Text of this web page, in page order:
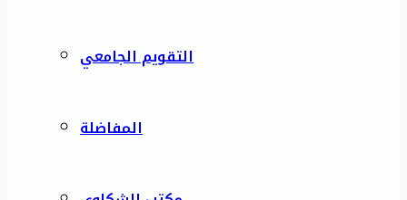
التقويم الجامعي
المفاضلة